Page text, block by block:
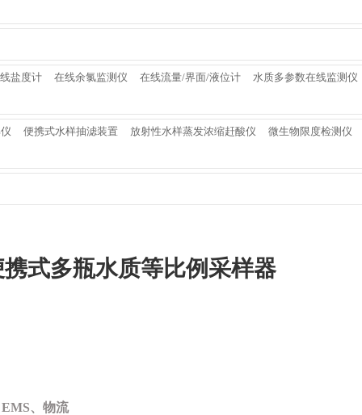
盐度计 在线余氯监测仪 在线流量/界面/液位计 水质多参数在线监测仪
便携式水样抽滤装置 放射性水样蒸发浓缩赶酸仪 微生物限度检测仪
携式多瓶水质等比例采样器
、物流